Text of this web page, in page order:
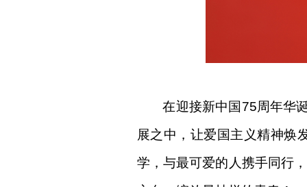
在迎接新中国75周年华
展之中，让爱国主义精神焕
学，与最可爱的人携手同行